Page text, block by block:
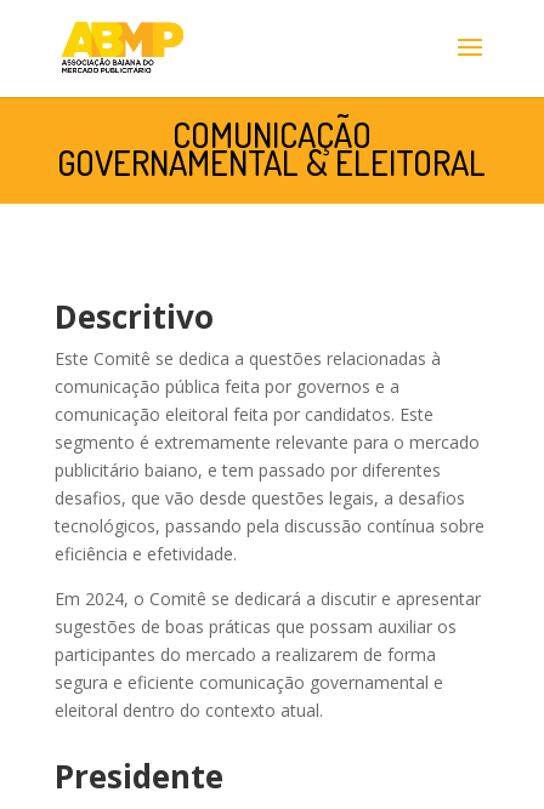
COMUNICAÇÃO
GOVERNAMENTAL & ELEITORAL
Descritivo
Este Comitê se dedica a questões relacionadas à
comunicação pública feita por governos e a
comunicação eleitoral feita por candidatos. Este
segmento é extremamente relevante para o mercado
publicitário baiano, e tem passado por diferentes
desafios, que vão desde questões legais, a desafios
tecnológicos, passando pela discussão contínua sobre
eficiência e efetividade.
Em 2024, o Comitê se dedicará a discutir e apresentar
sugestões de boas práticas que possam auxiliar os
participantes do mercado a realizarem de forma
segura e eficiente comunicação governamental e
eleitoral dentro do contexto atual.
Presidente